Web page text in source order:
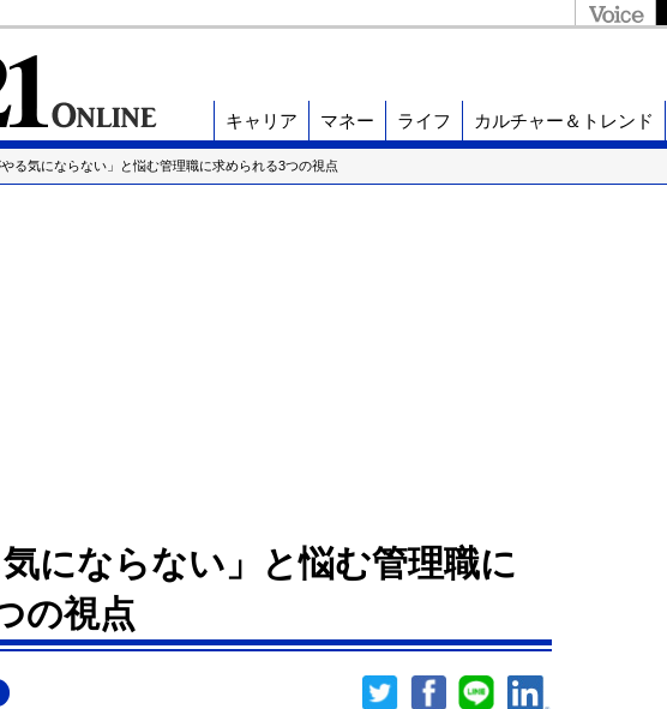
キャリア マネー ライフ カルチャー＆トレンド
る気にならない」と悩む管理職に求められる3つの視点
気にならない」と悩む管理職に
の視点